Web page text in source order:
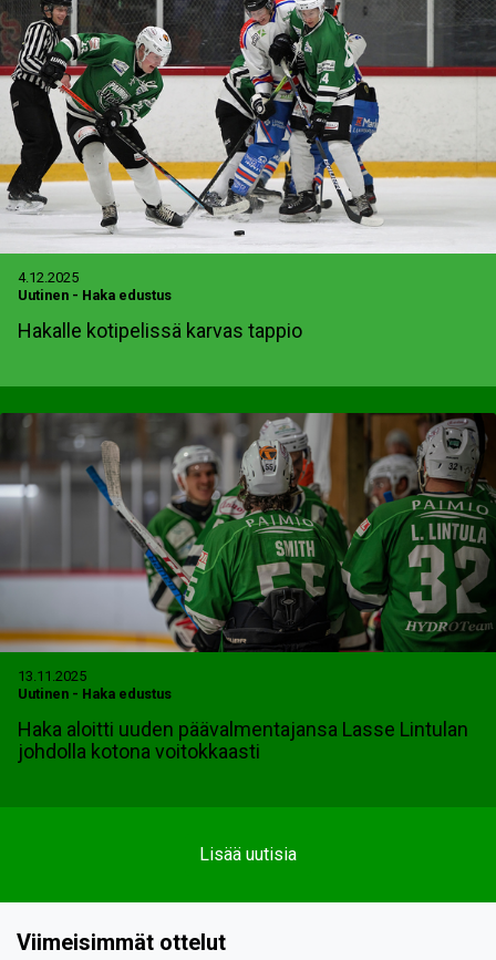
4.12.2025
Uutinen - Haka edustus
Hakalle kotipelissä karvas tappio
13.11.2025
Uutinen - Haka edustus
Haka aloitti uuden päävalmentajansa Lasse Lintulan
johdolla kotona voitokkaasti
Lisää uutisia
Viimeisimmät ottelut